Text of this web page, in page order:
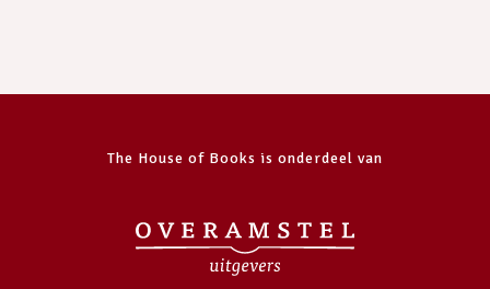
The House of Books is onderdeel van